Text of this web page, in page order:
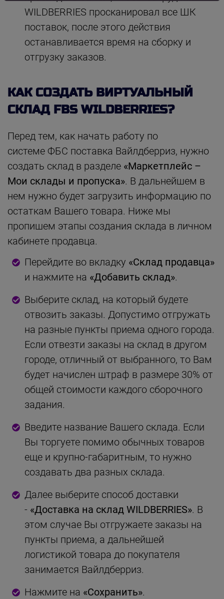
WILDBERRIES просканировал все ШК
поставок, после этого действия
останавливается время на сборку и
отгрузку заказов.
КАК СОЗДАТЬ ВИРТУАЛЬНЫЙ
СКЛАД FBS WILDBERRIES?
Перед тем, как начать работу по
системе ФБС поставка Вайлдберриз, нужно
создать склад в разделе «Маркетплейс –
Мои склады и пропуска». В дальнейшем в
нем нужно будет загрузить информацию по
остаткам Вашего товара. Ниже мы
пропишем этапы создания склада в личном
кабинете продавца.
Перейдите во вкладку «Склад продавца»
и нажмите на «Добавить склад».
Выберите склад, на который будете
отвозить заказы. Допустимо отгружать
на разные пункты приема одного города.
Если отвезти заказы на склад в другом
городе, отличный от выбранного, то Вам
будет начислен штраф в размере 30% от
общей стоимости каждого сборочного
задания.
Введите название Вашего склада. Если
Вы торгуете помимо обычных товаров
еще и крупно-габаритным, то нужно
создавать два разных склада.
Далее выберите способ доставки
- «Доставка на склад WILDBERRIES». В
этом случае Вы отгружаете заказы на
пункты приема, а дальнейшей
логистикой товара до покупателя
занимается Вайлдберриз.
Нажмите на «Сохранить».